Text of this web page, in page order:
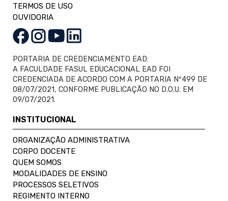
TERMOS DE USO
OUVIDORIA
PORTARIA DE CREDENCIAMENTO EAD:
A FACULDADE FASUL EDUCACIONAL EAD FOI
CREDENCIADA DE ACORDO COM A PORTARIA Nº499 DE
08/07/2021, CONFORME PUBLICAÇÃO NO D.O.U. EM
09/07/2021.
INSTITUCIONAL
ORGANIZAÇÃO ADMINISTRATIVA
CORPO DOCENTE
QUEM SOMOS
MODALIDADES DE ENSINO
PROCESSOS SELETIVOS
REGIMENTO INTERNO